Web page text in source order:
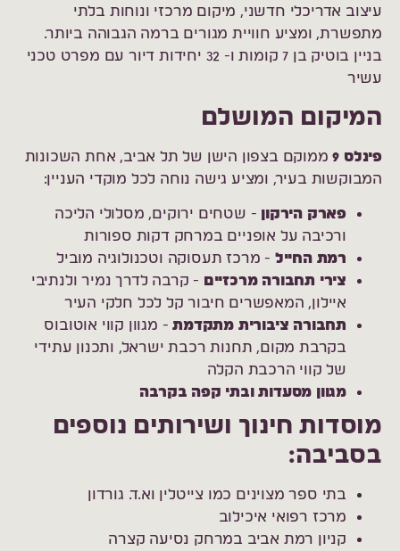
עיצוב אדריכלי חדשני, מיקום מרכזי ונוחות בלתי
מתפשרת, ומציע חוויית מגורים ברמה הגבוהה ביותר.
בניין בוטיק בן 7 קומות ו- 32 יחידות דיור עם מפרט טכני
עשיר
המיקום המושלם
פינלס 9
ממוקם בצפון הישן של תל אביב, אחת השכונות
המבוקשות בעיר, ומציע גישה נוחה לכל מוקדי העניין:
פארק הירקון - שטחים ירוקים, מסלולי הליכה
ורכיבה על אופניים במרחק דקות ספורות
רמת החייל - מרכז תעסוקה וטכנולוגיה מוביל
צירי תחבורה מרכזיים - קרבה לדרך נמיר ולנתיבי
איילון, המאפשרים חיבור קל לכל חלקי העיר
תחבורה ציבורית מתקדמת- מגוון קווי אוטובוס
בקרבת מקום, תחנות רכבת ישראל, ותכנון עתידי
של קווי הרכבת הקלה
מגוון מסעדות ובתי קפה בקרבה
מוסדות חינוך ושירותים נוספים
בסביבה:
בתי ספר מצוינים כמו צייטלין וא.ד. גורדון
מרכז רפואי איכילוב
קניון רמת אביב במרחק נסיעה קצרה